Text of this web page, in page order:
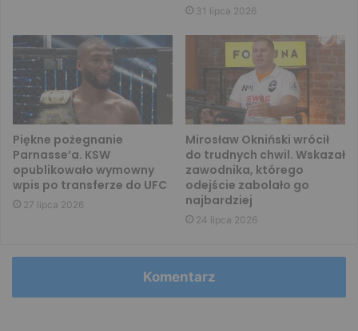
31 lipca 2026
Piękne pożegnanie
Parnasse’a. KSW
opublikowało wymowny
wpis po transferze do UFC
27 lipca 2026
Mirosław Okniński wrócił
do trudnych chwil. Wskazał
zawodnika, którego
odejście zabolało go
najbardziej
24 lipca 2026
Komentarz